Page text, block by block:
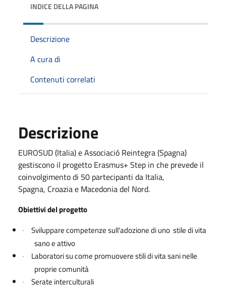
INDICE DELLA PAGINA
Descrizione
A cura di
Contenuti correlati
Descrizione
EUROSUD (Italia) e Associació Reintegra (Spagna)
gestiscono il progetto Erasmus+ Step in che prevede il
coinvolgimento di 50 partecipanti da Italia,
Spagna, Croazia e Macedonia del Nord.
Obiettivi del progetto
·
Sviluppare competenze sull'adozione di uno stile di vita
sano e attivo
·
Laboratori su come promuovere stili di vita sani nelle
proprie comunità
· Serate interculturali